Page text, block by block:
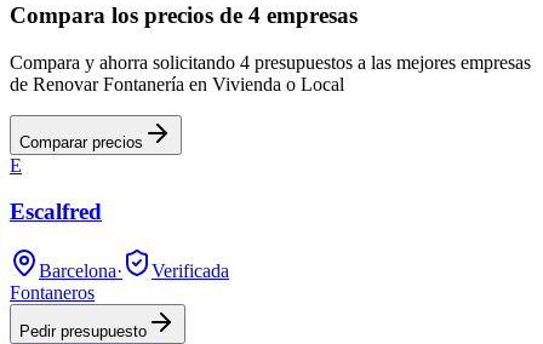
Compara los precios de 4 empresas
Compara y ahorra solicitando 4 presupuestos a las mejores empresas
de Renovar Fontanería en Vivienda o Local
Comparar precios
E
Escalfred
Barcelona·
Verificada
Fontaneros
Pedir presupuesto